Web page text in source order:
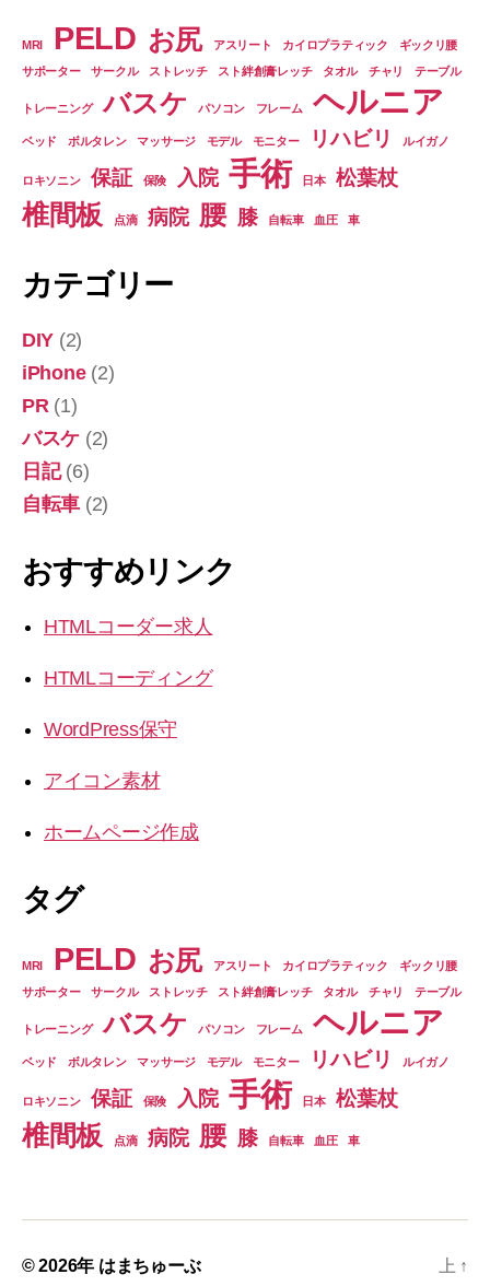
MRI PELD お尻 アスリート カイロプラティック
ギックリ腰
サポーター
サークル ストレッチ スト絆創膏レッチ タオル チャリ テーブル
トレーニング バスケ パソコン フレーム ヘルニア
ベッド ボルタレン マッサージ モデル モニター リハビリ ルイガノ
ロキソニン 保証 保険 入院 手術 日本 松葉杖
椎間板 点滴 病院 腰 膝 自転車 血圧 車
カテゴリー
DIY (2)
iPhone(2)
PR(1)
バスケ (2)
日記(6)
自転車 (2)
おすすめリンク
HTMLコーダー求人
HTMLコーディング
WordPress保守
アイコン素材
ホームページ作成
タグ
MRI PELD お尻 アスリート カイロプラティック
ギックリ腰
サポーター
サークル ストレッチ スト絆創膏レッチ タオル チャリ テーブル
トレーニング バスケ パソコン フレーム ヘルニア
ベッド ボルタレン マッサージ モデル モニター リハビリ ルイガノ
ロキソニン 保証 保険 入院 手術 日本 松葉杖
椎間板 点滴 病院 腰 膝 自転車 血圧 車
© 2026年 はまちゅーぶ 上 ↑